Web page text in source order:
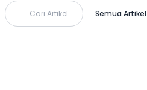
Cari Artikel Semua Artikel